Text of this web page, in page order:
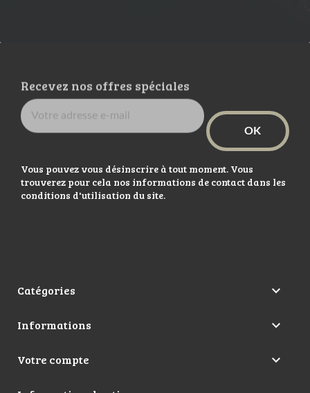
Recevez nos offres spéciales
Vous pouvez vous désinscrire à tout moment. Vous
trouverez pour cela nos informations de contact dans les
conditions d'utilisation du site.
Catégories 
Informations 
Votre compte 